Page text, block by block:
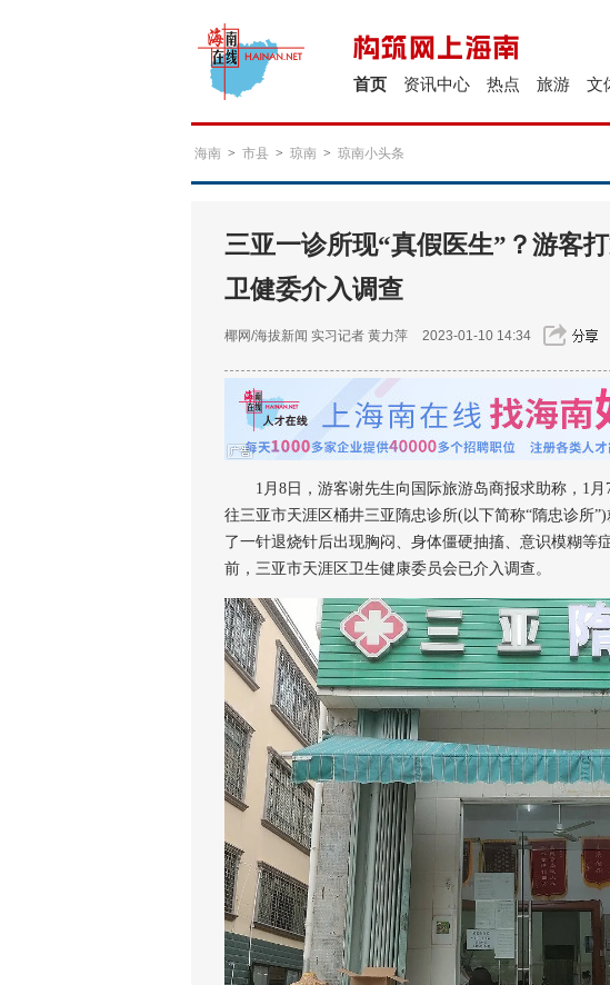
文
旅游
热点
资讯中心
首页
海南 > 市县 > 琼南 > 琼南小头条
三亚一诊所现“真假医生”？游客
卫健委介入调查
椰网/海拔新闻 实习记者 黄力萍 2023-01-10 14:34
1月8日，游客谢先生向国际旅游岛商报求助称，1月
往三亚市天涯区桶井三亚隋忠诊所(以下简称“隋忠诊所
了一针退烧针后出现胸闷、身体僵硬抽搐、意识模糊等
前，三亚市天涯区卫生健康委员会已介入调查。